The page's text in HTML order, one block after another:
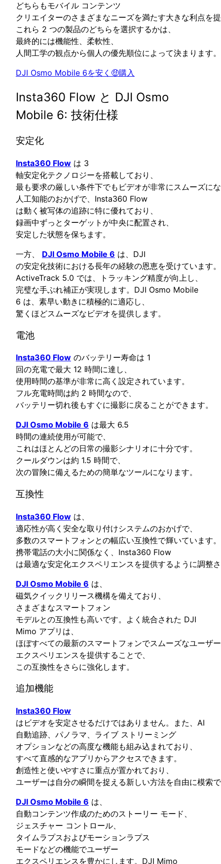
どちらもモバイル コンテンツ
クリエイターのさまざまなニーズを満たす大きな利点を
これら 2 つの製品のどちらを選択するかは、
最終的には機能性、柔軟性、
人間工学の観点から個人の優先順位によって決まります。
DJI Osmo Mobile 6を安く🤑購入
Insta360 Flow と DJI Osmo
Mobile 6: 技術仕様
安定化
Insta360 Flow は 3
軸安定化テクノロジーを搭載しており、
最も要求の厳しい条件下でもビデオが非常にスムーズに
人工知能のおかげで、Insta360 Flow
は動く被写体の追跡に特に優れており、
録画中ずっとターゲットが中央に配置され、
安定した状態を保ちます。
一方、 DJI Osmo Mobile 6 は、DJI
の安定化技術における長年の経験の恩恵を受けています。
ActiveTrack 5.0 では、トラッキング精度が向上し、
完璧な手ぶれ補正が実現します。DJI Osmo Mobile
6 は、素早い動きに積極的に適応し、
驚くほどスムーズなビデオを提供します。
電池
Insta360 Flow のバッテリー寿命は 1
回の充電で最大 12 時間に達し、
使用時間の基準が非常に高く設定されています。
フル充電時間は約 2 時間なので、
バッテリー切れ後もすぐに撮影に戻ることができます。
DJI Osmo Mobile 6 は最大 6.5
時間の連続使用が可能で、
これはほとんどの日常の撮影シナリオに十分です。
クールダウンは約 1.5 時間で、
次の冒険に備えるための簡単なツールになります。
互換性
Insta360 Flow は、
適応性が高く安全な取り付けシステムのおかげで、
多数のスマートフォンとの幅広い互換性で輝いています。
携帯電話の大小に関係なく、Insta360 Flow
は最適な安定化エクスペリエンスを提供するように調整
DJI Osmo Mobile 6 は、
磁気クイックリリース機構を備えており、
さまざまなスマートフォン
モデルとの互換性も高いです。よく統合された DJI
Mimo アプリは、
ほぼすべての最新のスマートフォンでスムーズなユーザー
エクスペリエンスを提供することで、
この互換性をさらに強化します。
追加機能
Insta360 Flow
はビデオを安定させるだけではありません。また、AI
自動追跡、パノラマ、ライブ ストリーミング
オプションなどの高度な機能も組み込まれており、
すべて直感的なアプリからアクセスできます。
創造性と使いやすさに重点が置かれており、
ユーザーは自分の瞬間を捉える新しい方法を自由に模索
DJI Osmo Mobile 6 は、
自動コンテンツ作成のためのストーリー モード、
ジェスチャー コントロール、
タイムラプスおよびモーションラプス
モードなどの機能でユーザー
エクスペリエンスを豊かにします。DJI Mimo